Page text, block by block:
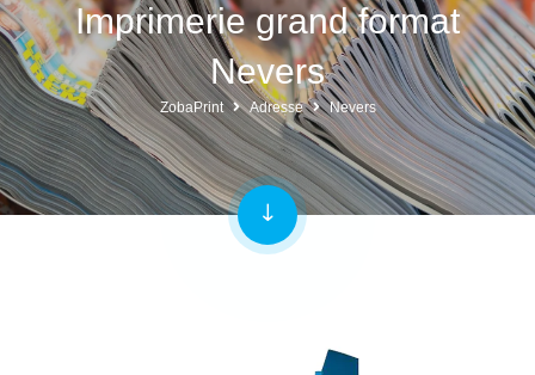
Imprimerie grand format
Nevers
ZobaPrint Adresse Nevers